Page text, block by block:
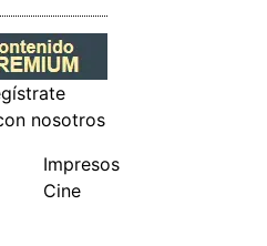
nosotros
Impresos
Cine